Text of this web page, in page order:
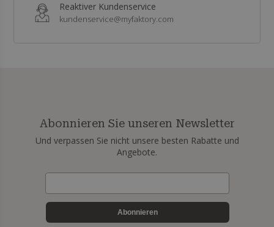
Reaktiver Kundenservice
kundenservice@myfaktory.com
Abonnieren Sie unseren Newsletter
Und verpassen Sie nicht unsere besten Rabatte und
Angebote.
Abonnieren